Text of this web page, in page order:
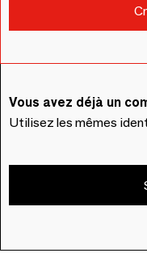
Vous avez déjà un
Utilisez les mêmes